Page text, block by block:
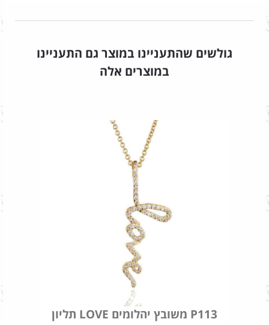
גולשים שהתעניינו במוצר גם התעניינו
במוצרים אלה
תליון LOVE משובץ יהלומים P113